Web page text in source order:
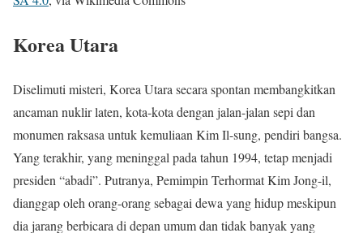
Korea Utara
Diselimuti misteri, Korea Utara secara spontan membangkitkan
ancaman nuklir laten, kota-kota dengan jalan-jalan sepi dan
monumen raksasa untuk kemuliaan Kim Il-sung, pendiri bangsa.
Yang terakhir, yang meninggal pada tahun 1994, tetap menjadi
presiden “abadi”. Putranya, Pemimpin Terhormat Kim Jong-il,
dianggap oleh orang-orang sebagai dewa yang hidup meskipun
dia jarang berbicara di depan umum dan tidak banyak yang